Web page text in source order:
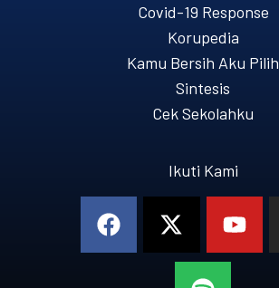
Covid-19 Response
Korupedia
Kamu Bersih Aku Pilih
Sintesis
Cek Sekolahku
Ikuti Kami